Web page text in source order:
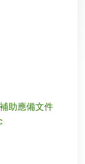
助應備文件